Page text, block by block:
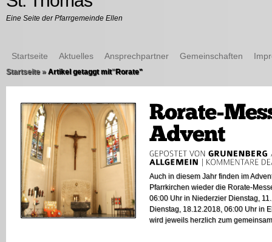
Eine Seite der Pfarrgemeinde Ellen
Startseite Aktuelles Ansprechpartner Gemeinschaften
Startseite »Artikel getaggt mit" Rorate"
Auch in diesem Jahr finden im
Pfarrkirchen wieder die Rorate-
06:00 Uhr in Niederzier Dienstag,
Dienstag, 18.12.2018, 06:00 Uhr in
wird jeweils herzlich zum